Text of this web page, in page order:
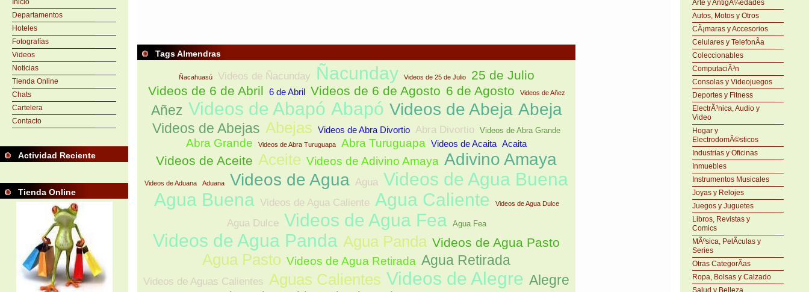
Inicio
Departamentos
Hoteles
Fotografías
Videos
Noticias
Tienda Online
Chats
Cartelera
Contacto
Actividad Reciente
Tienda Online
Tags Almendras
Ñacahuasú Videos de Ñacunday Ñacunday Videos de 25 de Julio
25 de Julio
Videos de 6 de Abril 6 de Abril Videos de 6 de Agosto 6 de Agosto Videos de Añez
Añez Videos de Abapó Abapó Videos de Abeja Abeja
Videos de Abejas Abejas Videos de Abra Divortio Abra Divortio Videos de Abra Grande
Abra Grande Videos de Abra Turuguapa Abra Turuguapa Videos de Acaita Acaita
Videos de Aceite Aceite Videos de Adivino Amaya Adivino Amaya
Videos de Aduana Aduana Videos de Agua Agua Videos de Agua Buena
Agua Buena Videos de Agua Caliente Agua Caliente Videos de Agua Dulce
Agua Dulce Videos de Agua Fea Agua Fea
Videos de Agua Panda Agua Panda Videos de Agua Pasto
Agua Pasto Videos de Agua Retirada Agua Retirada
Videos de Aguas Calientes Aguas Calientes Videos de Alegre Alegre
Arte y AntigÃ¼edades
Autos, Motos y Otros
CÃ¡maras y Accesorios
Celulares y TelefonÃ­a
Coleccionables
ComputaciÃ³n
Consolas y Videojuegos
Deportes y Fitness
ElectrÃ³nica, Audio y
Video
Hogar y
ElectrodomÃ©sticos
Industrias y Oficinas
Inmuebles
Instrumentos Musicales
Joyas y Relojes
Juegos y Juguetes
Libros, Revistas y
Comics
MÃºsica, PelÃ­culas y
Series
Otras CategorÃ­as
Ropa, Bolsas y Calzado
Salud y Belleza